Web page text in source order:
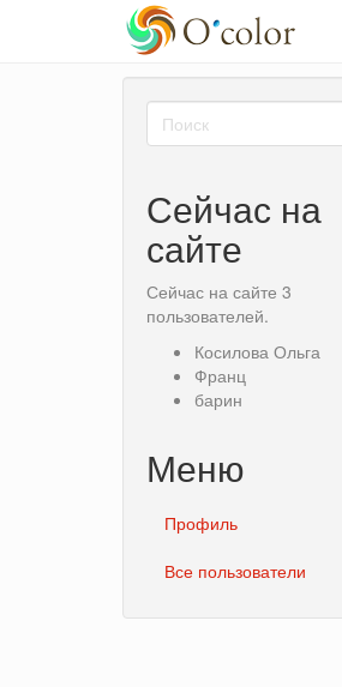
Форма
поиска
Сейчас на
сайте
Сейчас на сайте 3
пользователей.
Косилова Ольга
Франц
барин
Меню
Профиль
Все пользователи